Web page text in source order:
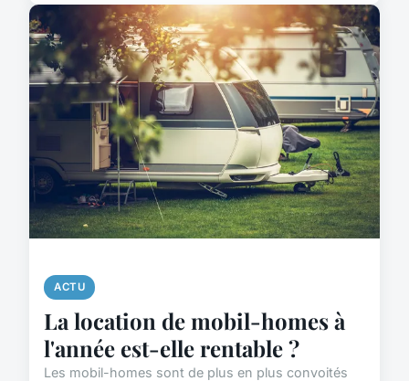
ACTU
La location de mobil-homes à
l'année est-elle rentable ?
Les mobil-homes sont de plus en plus convoités